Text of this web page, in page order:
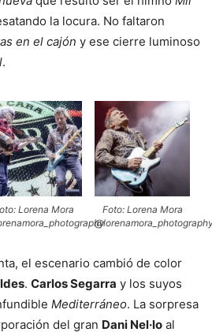
la locura. No faltaron
en el cajón y ese cierre luminoso
.
Lorena Mora
Foto: Lorena Mora
el escenario cambió de color
. Carlos Segarra y los suyos
Mediterráneo. La sorpresa
del gran Dani Nel·lo al